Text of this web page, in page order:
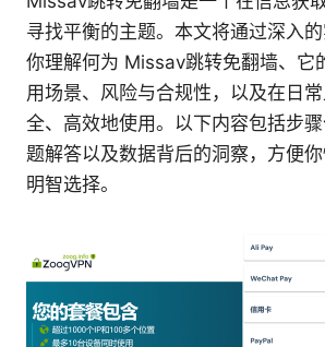
寻找平衡的主题。本文将通过深入
你理解何为 Missav跳转免翻墙、它
用场景、风险与合规性，以及在日
全、高效地使用。以下内容包括步
题解答以及数据背后的洞察，方便
明智选择。